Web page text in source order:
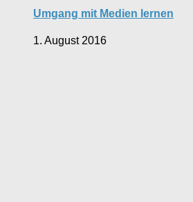
Umgang mit Medien lernen
1. August 2016